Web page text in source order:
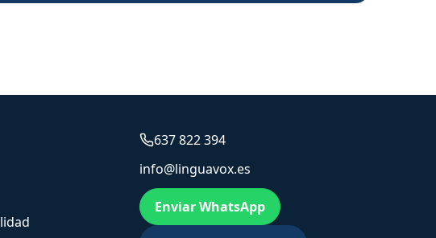
637 822 394
info@linguavox.es
Enviar WhatsApp